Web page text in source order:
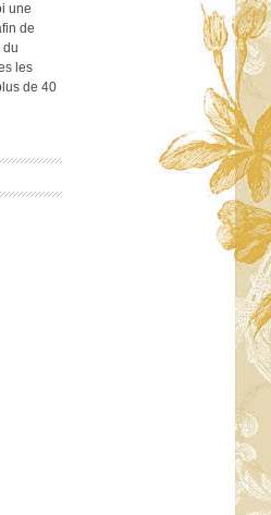
une
de
du
les
de 40